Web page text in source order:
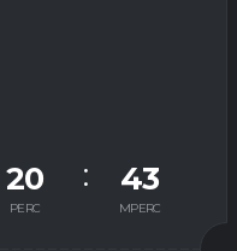
20
PERC
42
MPERC